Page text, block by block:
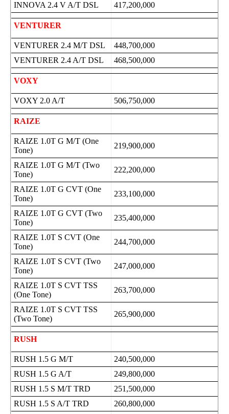
INNOVA 2.4 V A/T DSL
417,200,000
VENTURER
VENTURER 2.4 M/T DSL
448,700,000
VENTURER 2.4 A/T DSL
468,500,000
VOXY
VOXY 2.0 A/T 506,750,000
RAIZE
RAIZE 1.0T G M/T (One
Tone)
219,900,000
RAIZE 1.0T G M/T (Two
Tone)
222,200,000
RAIZE 1.0T G CVT (One
Tone)
233,100,000
RAIZE 1.0T G CVT (Two
Tone)
235,400,000
RAIZE 1.0T S CVT (One
Tone)
244,700,000
RAIZE 1.0T S CVT (Two
Tone)
247,000,000
RAIZE 1.0T S CVT TSS
(One Tone)
263,700,000
RAIZE 1.0T S CVT TSS
(Two Tone)
265,900,000
RUSH
RUSH 1.5 G M/T
240,500,000
RUSH 1.5 G A/T
249,800,000
RUSH 1.5 S M/T TRD
251,500,000
RUSH 1.5 S A/T TRD
260,800,000